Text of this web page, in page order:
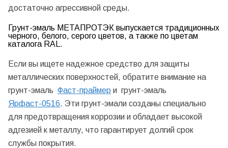
достаточно агрессивной среды.
Грунт-эмаль МЕТАПРОТЭК выпускается традиционных
черного, белого, серого цветов, а также по цветам
каталога RAL.
Если вы ищете надежное средство для защиты
металлических поверхностей, обратите внимание на
грунт-эмаль Фаст-праймер и грунт-эмаль
Ярфаст-0516. Эти грунт-эмали созданы специально
для предотвращения коррозии и обладает высокой
адгезией к металлу, что гарантирует долгий срок
службы покрытия.